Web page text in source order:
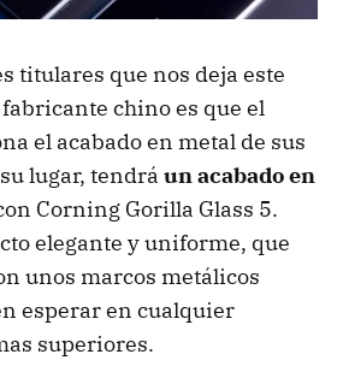
titulares que nos deja este
chino es que el
el acabado en metal de sus
lugar, tendrá un acabado en
Corning Gorilla Glass 5.
elegante y uniforme, que
unos marcos metálicos
esperar en cualquier
superiores.